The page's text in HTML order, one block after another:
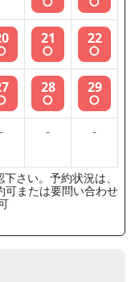
21
○
22
○
28
○
29
○
- - -
さい。予約状況は、
可または要問い合わせ